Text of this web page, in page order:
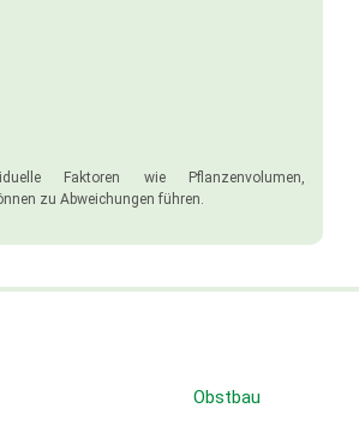
Faktoren wie Pflanzenvolumen,
zu Abweichungen führen.
Obstbau